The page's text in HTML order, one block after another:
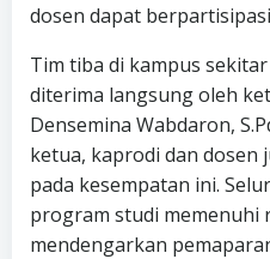
dosen dapat
Tim tiba di kampus
diterima langsung oleh
Densemina Wabdaron,
ketua, kaprodi dan dosen
pada kesempatan ini.
program studi memenuhi
mendengarkan